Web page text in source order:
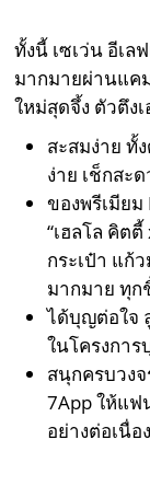
ทั้งนี้ เซเว่น อีเล
มากมายผ่านแค
ใหม่สุดจึ้ง ตัวตึง
สะสมง่าย ทั้
ง่าย เช็กสะ
ของพรีเมีย
“เฮลโล คิต
กระเป๋า แก้
มากมาย ทุก
ได้บุญต่อใจ
ในโครงกา
สนุกครบวง
7App ให้แฟ
อย่างต่อเนื่อง